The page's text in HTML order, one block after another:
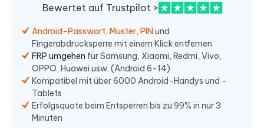
Bewertet auf Trustpilot >
Android-Passwort, Muster, PIN und
Fingerabdrucksperre mit einem Klick entfernen
FRP umgehen für Samsung, Xiaomi, Redmi, Vivo,
OPPO, Huawei usw. (Android 6-14)
Kompatibel mit über 6000 Android-Handys und -
Tablets
Erfolgsquote beim Entsperren bis zu 99% in nur 3
Minuten